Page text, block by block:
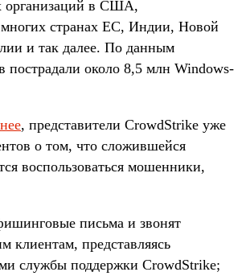
организаций в США,
странах ЕС, Индии, Новой
и так далее. По данным
пострадали около 8,5 млн Windows-
, представители CrowdStrike уже
о том, что сложившейся
воспользоваться мошенники,
письма и звонят
клиентам, представляясь
службы поддержки CrowdStrike;